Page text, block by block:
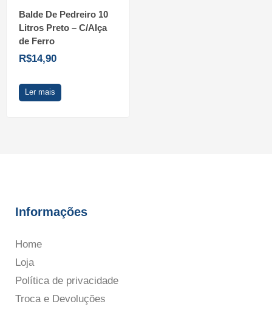
Balde De Pedreiro 10
Litros Preto – C/Alça
de Ferro
R$14,90
Ler mais
Informações
Home
Loja
Política de privacidade
Troca e Devoluções